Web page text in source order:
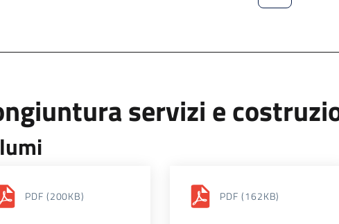
servizi e
PDF (200KB) PDF (162KB)